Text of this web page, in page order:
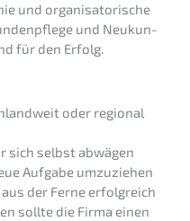
und organi­sa­to­ri­sche
und Neukun­
für den Erfolg.
oder regio­nal
sich selbst abwägen
Aufga­be umzuzie­hen
der Ferne erfolg­reich
sollte die Firma einen